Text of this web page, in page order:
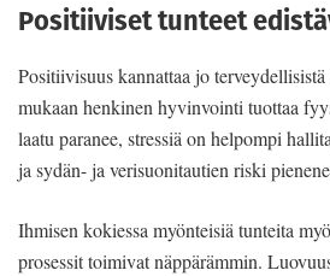
Positiiviset tunteet
Positiivisuus kannattaa jo
mukaan henkinen hyvinvointi tuottaa
laatu paranee, stressiä on helpompi
ja sydän- ja verisuonitautien riski
Ihmisen kokiessa myönteisiä tunteita
prosessit toimivat näppärämmin.